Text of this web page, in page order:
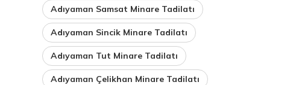
Adıyaman Samsat Minare Tadilatı
Adıyaman Sincik Minare Tadilatı
Adıyaman Tut Minare Tadilatı
Adıyaman Çelikhan Minare Tadilatı